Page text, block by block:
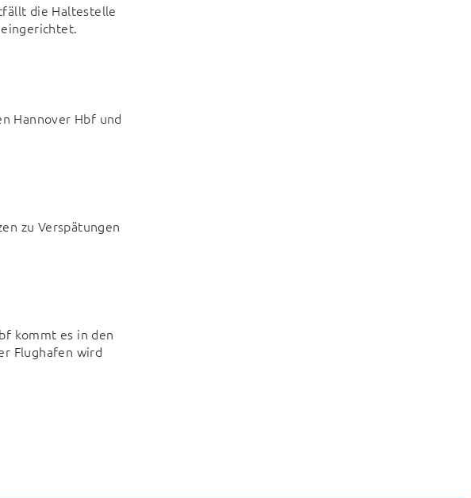
die Haltestelle
Hannover Hbf und
zu Verspätungen
kommt es in den
Flughafen wird